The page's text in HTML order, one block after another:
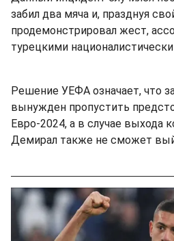
забил два мяча и, празднуя
продемонстрировал жест,
турецкими
Решение УЕФА означает, что
вынужден пропустить
Евро-2024, а в случае выхода
Демирал также не сможет